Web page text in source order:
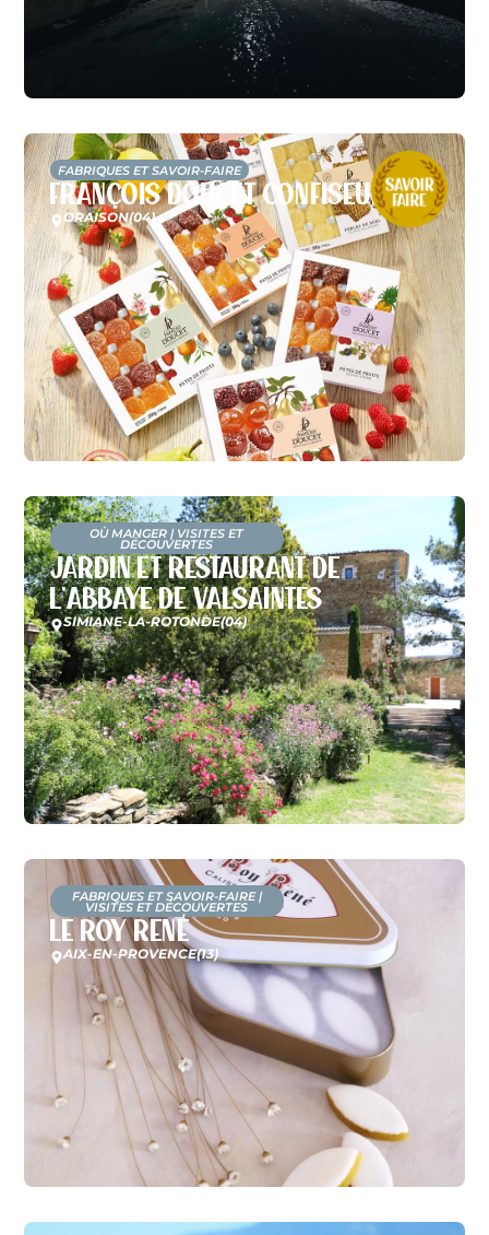
FABRIQUES ET SAVOIR-FAIRE
François Doucet Confiseur
ORAISON(04)
OÙ MANGER | VISITES ET
DÉCOUVERTES
Jardin et restaurant de
l’Abbaye de Valsaintes
SIMIANE-LA-ROTONDE(04)
FABRIQUES ET SAVOIR-FAIRE|
VISITES ET DÉCOUVERTES
Le Roy René
AIX-EN-PROVENCE(13)